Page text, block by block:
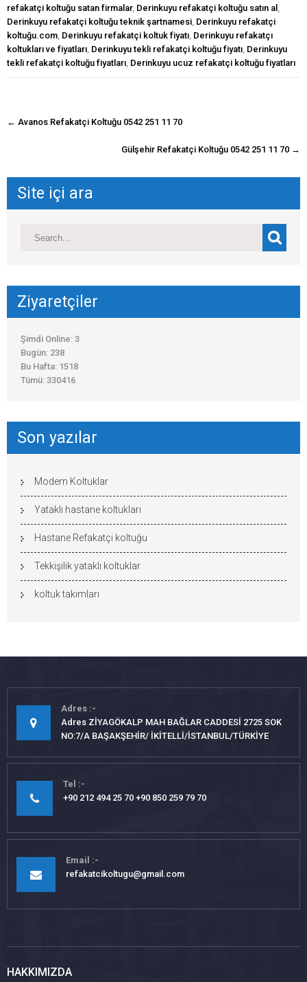
refakatçi koltuğu satan firmalar, Derinkuyu refakatçi koltuğu satın al
Derinkuyu refakatçi koltuğu teknik şartnamesi Derinkuyu refakatçi
koltuğu.com Derinkuyu refakatçi koltuk fiyatı Derinkuyu refakatçı
koltukları ve fiyatları Derinkuyu tekli refakatçi koltuğu fiyatı Derinkuyu
tekli refakatçi koltuğu fiyatları Derinkuyu ucuz refakatçi koltuğu fiyatları
navigasyon
← Avanos Refakatçi Koltuğu 0542 251 11 70
Gülşehir Refakatçi Koltuğu 0542 251 11 70 →
Site içi ara
Ziyaretçiler
Şimdi Online: 3
Bugün: 238
Bu Hafta: 1518
Tümü: 330416
Son yazılar
Modern Koltuklar
Yataklı hastane koltukları
Hastane Refakatçi koltuğu
Tekkişilik yataklı koltuklar
koltuk takımları
Adres
Adres ZİYAGÖKALP MAH BAĞLAR CADDESİ 2725 SOK
NO:7/A BAŞAKŞEHİR/ İKİTELLİ/İSTANBUL/TÜRKİYE
Tel
+90 212 494 25 70 +90 850 259 79 70
Email
refakatcikoltugu@gmail.com
HAKKIMIZDA